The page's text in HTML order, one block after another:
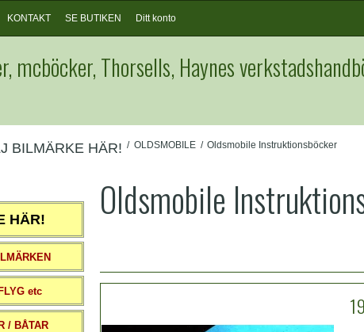
KONTAKT SE BUTIKEN Ditt konto
mcböcker, Thorsells, Haynes
BILMÄRKE HÄR! / OLDSMOBILE / Oldsmobile Instruktionsböcker
HÄR!
etc
/ BÅTAR
Oldsmobile